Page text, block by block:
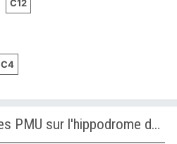
C12
C4
Les vidéos des courses PMU sur l'hippodrome de ROMME